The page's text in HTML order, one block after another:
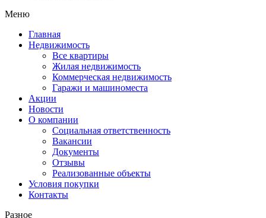
Меню
Главная
Недвижимость
Все квартиры
Жилая недвижимость
Коммерческая недвижимость
Гаражи и машиноместа
Акции
Новости
О компании
Социальная ответственность
Вакансии
Документы
Отзывы
Реализованные объекты
Условия покупки
Контакты
Разное